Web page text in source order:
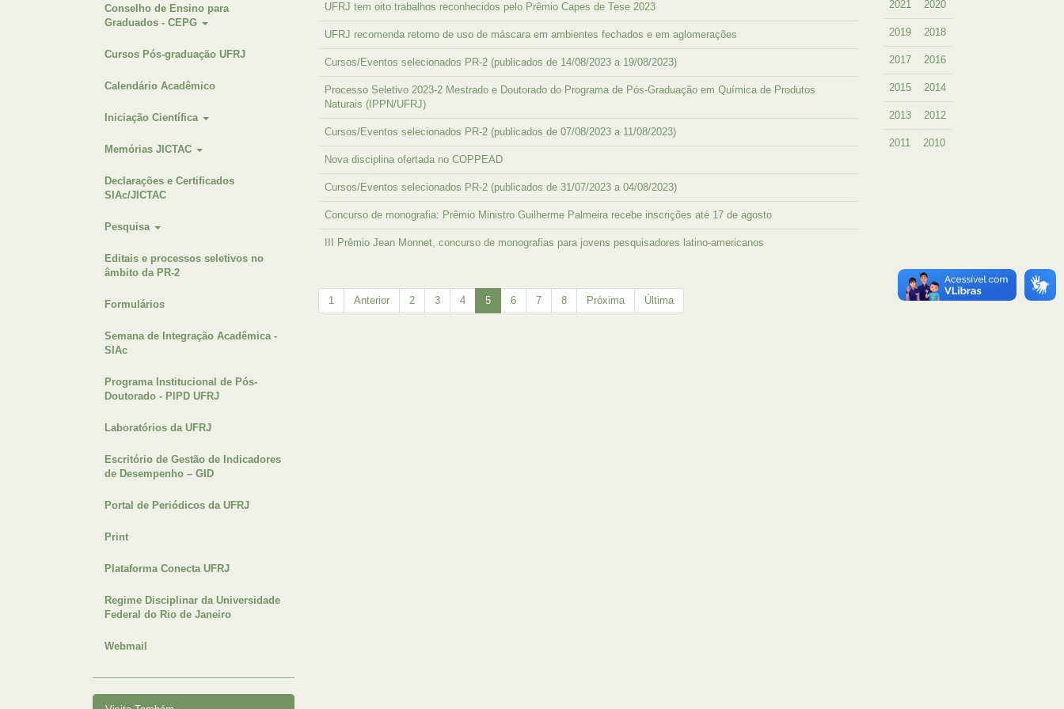
Conselho de Ensino para
Graduados - CEPG
Cursos Pós-graduação UFRJ
Calendário Acadêmico
Iniciação Científica
Memórias JICTAC
Declarações e Certificados
SIAc/JICTAC
Pesquisa
Editais e processos seletivos no
âmbito da PR-2
Formulários
Semana de Integração Acadêmica -
SIAc
Programa Institucional de Pós-
Doutorado - PIPD UFRJ
Laboratórios da UFRJ
Escritório de Gestão de Indicadores
de Desempenho – GID
Portal de Periódicos da UFRJ
Print
Plataforma Conecta UFRJ
Regime Disciplinar da Universidade
Federal do Rio de Janeiro
Webmail
UFRJ tem oito trabalhos reconhecidos pelo Prêmio Capes de Tese 2023
UFRJ recomenda retorno de uso de máscara em ambientes fechados e em aglomerações
Cursos/Eventos selecionados PR-2 (publicados de 14/08/2023 a 19/08/2023)
Processo Seletivo 2023-2 Mestrado e Doutorado do Programa de Pós-Graduação em Química de Produtos
Naturais (IPPN/UFRJ)
Cursos/Eventos selecionados PR-2 (publicados de 07/08/2023 a 11/08/2023)
Nova disciplina ofertada no COPPEAD
Cursos/Eventos selecionados PR-2 (publicados de 31/07/2023 a 04/08/2023)
Concurso de monografia: Prêmio Ministro Guilherme Palmeira recebe inscrições até 17 de agosto
III Prêmio Jean Monnet, concurso de monografias para jovens pesquisadores latino-americanos
2021 2020
2019 2018
2017 2016
2015 2014
2013 2012
2011 2010
1 Anterior 2 3 4 5 6 7 8 Próxima Última